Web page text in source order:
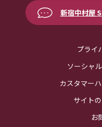
新宿中村屋
プライ
ソーシャ
カスタマー
サイト
お